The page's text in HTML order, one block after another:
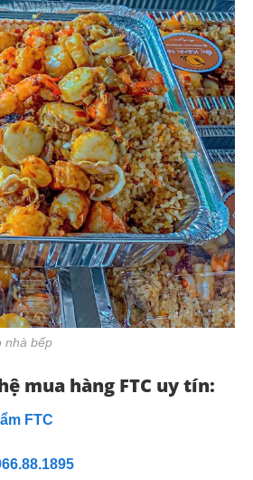
nhà bếp
mua hàng FTC uy tín:
FTC